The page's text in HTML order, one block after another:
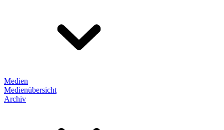
Medien
Medienübersicht
Archiv